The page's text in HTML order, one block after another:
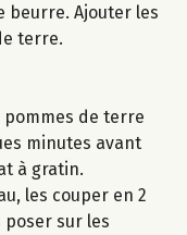
beurre. Ajouter les
terre.
pommes de terre
minutes avant
à gratin.
les couper en 2
poser sur les